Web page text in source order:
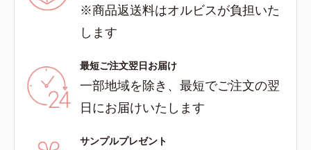
※商品返送料はオルビスが負担いた
します
最短ご注文翌日お届け
一部地域を除き、最短でご注文の翌
日にお届けいたします
サンプルプレゼント